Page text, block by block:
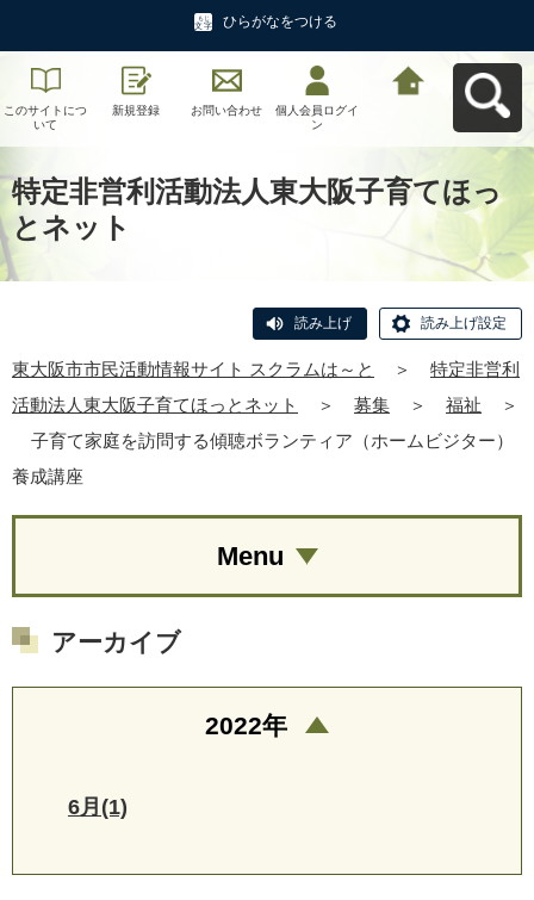
ひらがなをつける
このサイトにつ
いて
新規登録 お問い合わせ
個人会員ログイ
ン
特定非営利活動法人東大阪子育てほっ
とネット
読み上げ 読み上げ設定
東大阪市市民活動情報サイト スクラムは～と ＞
特定非営利
活動法人東大阪子育てほっとネット
＞ 募集 ＞ 福祉
＞
子育て家庭を訪問する傾聴ボランティア（ホームビジター）
養成講座
Menu
アーカイブ
2022年
6月(1)